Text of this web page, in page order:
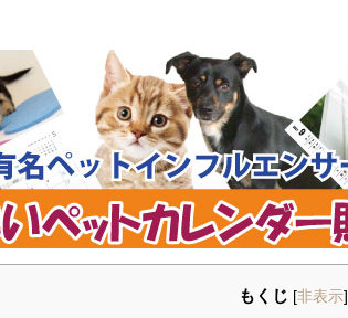
もくじ [非表示]